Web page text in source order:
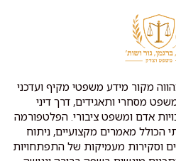
מקור מידע משפטי מקיף ועדכני
מסחרי ותאגידים, דרך דיני
אדם ומשפט ציבורי. הפלטפורמה
הכולל מאמרים מקצועיים, ניתוח
וסקירות מעמיקות של התפתחויות